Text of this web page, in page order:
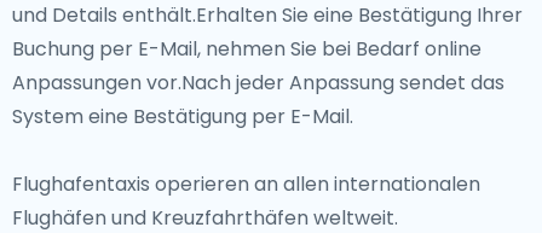
und Details enthält.Erhalten Sie eine Bestätigung Ihrer
Buchung per E-Mail, nehmen Sie bei Bedarf online
Anpassungen vor.Nach jeder Anpassung sendet das
System eine Bestätigung per E-Mail.
Flughafentaxis operieren an allen internationalen
Flughäfen und Kreuzfahrthäfen weltweit.